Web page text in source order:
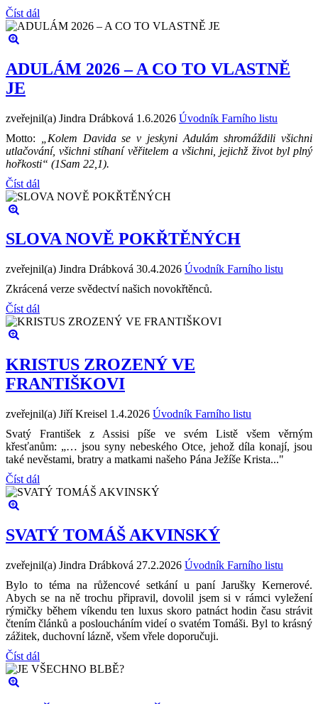
Číst dál
ADULÁM 2026 – A CO TO VLASTNĚ
JE
zveřejnil(a) Jindra Drábková 1.6.2026 Úvodník Farního listu
Motto:
„Kolem Davida se v jeskyni Adulám shromáždili všichni
utlačování, všichni stíhaní věřitelem a všichni, jejichž život byl plný
hořkosti“ (1Sam 22,1).
Číst dál
SLOVA NOVĚ POKŘTĚNÝCH
zveřejnil(a) Jindra Drábková 30.4.2026 Úvodník Farního listu
Zkrácená verze svědectví našich novokřtěnců.
Číst dál
KRISTUS ZROZENÝ VE
FRANTIŠKOVI
zveřejnil(a) Jiří Kreisel 1.4.2026 Úvodník Farního listu
Svatý František z Assisi píše ve svém Listě všem věrným
křesťanům: „… jsou syny nebeského Otce, jehož díla konají, jsou
také nevěstami, bratry a matkami našeho Pána Ježíše Krista..."
Číst dál
SVATÝ TOMÁŠ AKVINSKÝ
zveřejnil(a) Jindra Drábková 27.2.2026 Úvodník Farního listu
Bylo to téma na růžencové setkání u paní Jarušky Kernerové.
Abych se na ně trochu připravil, dovolil jsem si v rámci vyležení
rýmičky během víkendu ten luxus skoro patnáct hodin času strávit
čtením článků a posloucháním videí o svatém Tomáši. Byl to krásný
zážitek, duchovní lázně, všem vřele doporučuji.
Číst dál